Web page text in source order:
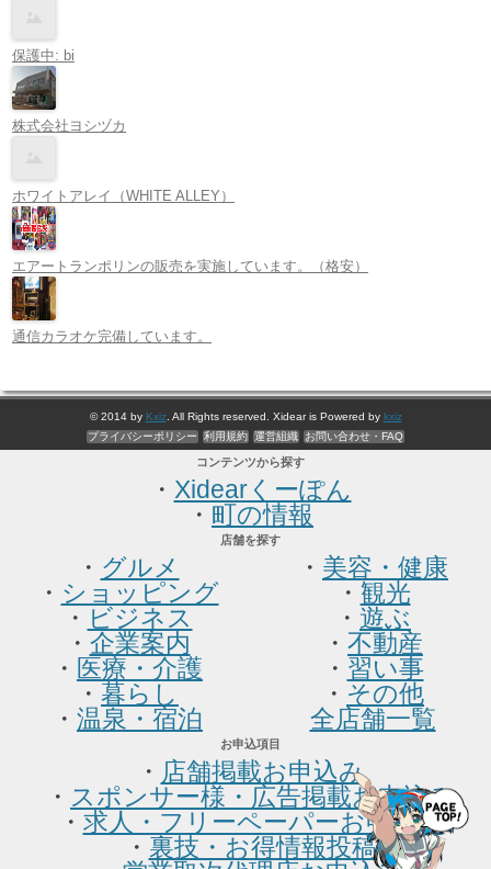
保護中: bi
株式会社ヨシヅカ
ホワイトアレイ（WHITE ALLEY）
エアートランポリンの販売を実施しています。（格安）
通信カラオケ完備しています。
© 2014 by Kxiz. All Rights reserved. Xidear is Powered by kxiz
プライバシーポリシー
利用規約 運営組織 お問い合わせ・FAQ
コンテンツから探す
・ Xidearくーぽん
・ 町の情報
店舗を探す
・ グルメ
・ ショッピング
・ ビジネス
・ 企業案内
・ 医療・介護
・ 暮らし
・ 温泉・宿泊
・ 美容・健康
・ 観光
・ 遊ぶ
・ 不動産
・ 習い事
・ その他
全店舗一覧
お申込項目
・ 店舗掲載お申込み
・ スポンサー様・広告掲載お申込み
・ 求人・フリーペーパーお申込み
・ 裏技・お得情報投稿